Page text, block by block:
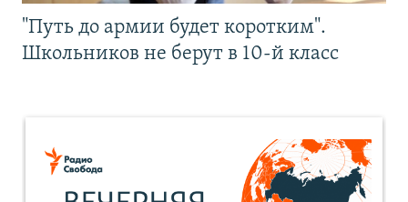
"Путь до армии будет коротким".
Школьников не берут в 10-й класс